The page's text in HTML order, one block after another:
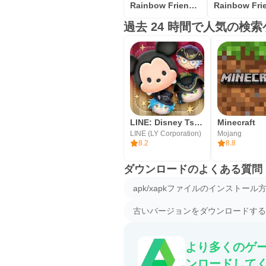
Rainbow Friends Blue FnF Game
過去 24 時間で人気の検索
LINE: Disney Tsum Tsum
LINE (LY Corporation)
8.2
Minecraft
Mojang
8.8
ダウンロードのよくある質問
apk/xapkファイルのインストール
古いバージョンをダウンロードす
より多くのゲ